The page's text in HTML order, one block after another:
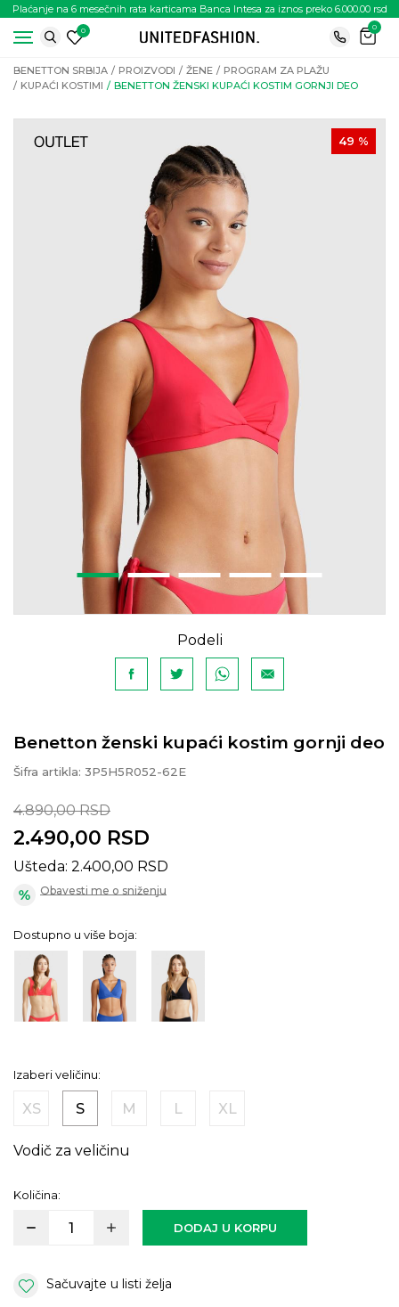
Plaćanje na 6 mesečnih rata karticama Banca Intesa za iznos preko 6.000.00 rsd
0
0
BENETTON SRBIJA PROIZVODI ŽENE
PROGRAM ZA PLAŽU
KUPAĆI KOSTIMI
BENETTON ŽENSKI KUPAĆI KOSTIM GORNJI DEO
49 %
Podeli
Benetton ženski kupaći kostim gornji deo
Šifra artikla: 3P5H5R052-62E
4.890,00 RSD
2.490,00 RSD
Ušteda: 2.400,00 RSD
Obavesti me o sniženju
Dostupno u više boja:
Izaberi veličinu:
XS S M L XL
Vodič za veličinu
Količina:
DODAJ U KORPU
Sačuvajte u listi želja